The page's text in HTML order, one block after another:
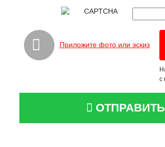
Приложите фото или эскиз
с
ОТПРАВИТЬ